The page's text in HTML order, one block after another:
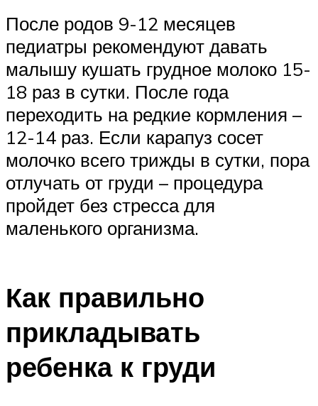
После родов 9-12 месяцев
педиатры рекомендуют давать
малышу кушать грудное молоко 15-
18 раз в сутки. После года
переходить на редкие кормления –
12-14 раз. Если карапуз сосет
молочко всего трижды в сутки, пора
отлучать от груди – процедура
пройдет без стресса для
маленького организма.
Как правильно
прикладывать
ребенка к груди